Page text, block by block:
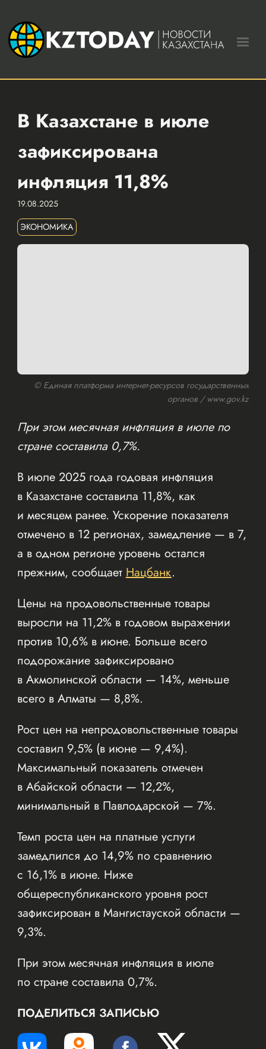
В Казахстане в июле
зафиксирована
инфляция 11,8%
19.08.2025
ЭКОНОМИКА
© Единая платформа интернет-ресурсов государственных
органов / www.gov.kz
При этом месячная инфляция в июле по
стране составила 0,7%.
В июле 2025 года годовая инфляция
в Казахстане составила 11,8%, как
и месяцем ранее. Ускорение показателя
отмечено в 12 регионах, замедление — в 7,
а в одном регионе уровень остался
прежним, сообщает Нацбанк.
Цены на продовольственные товары
выросли на 11,2% в годовом выражении
против 10,6% в июне. Больше всего
подорожание зафиксировано
в Акмолинской области — 14%, меньше
всего в Алматы — 8,8%.
Рост цен на непродовольственные товары
составил 9,5% (в июне — 9,4%).
Максимальный показатель отмечен
в Абайской области — 12,2%,
минимальный в Павлодарской — 7%.
Темп роста цен на платные услуги
замедлился до 14,9% по сравнению
с 16,1% в июне. Ниже
общереспубликанского уровня рост
зафиксирован в Мангистауской области —
9,3%.
При этом месячная инфляция в июле
по стране составила 0,7%.
ПОДЕЛИТЬСЯ ЗАПИСЬЮ